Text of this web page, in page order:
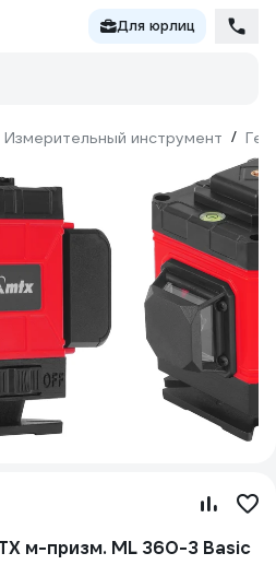
Для юрлиц
Измерительный инструмент /
м-призм. ML 360-3 Basic